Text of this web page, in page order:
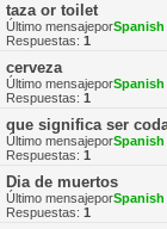
taza or toilet
Último mensajeporSpanish
Respuestas: 1
cerveza
Último mensajeporSpanish
Respuestas: 1
que significa ser
Último mensajeporSpanish
Respuestas: 1
Dia de muertos
Último mensajeporSpanish
Respuestas: 1